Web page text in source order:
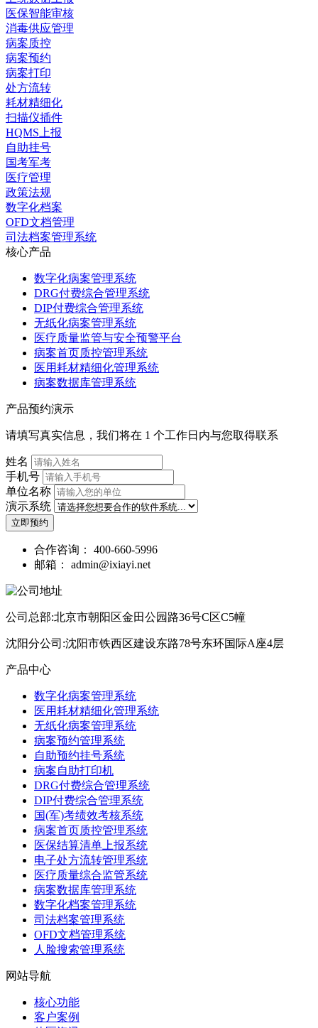
医保智能审核
消毒供应管理
病案质控
病案预约
病案打印
处方流转
耗材精细化
扫描仪插件
HQMS上报
自助挂号
国考军考
医疗管理
政策法规
数字化档案
OFD文档管理
司法档案管理系统
核心产品
数字化病案管理系统
DRG付费综合管理系统
DIP付费综合管理系统
无纸化病案管理系统
医疗质量监管与安全预警平台
病案首页质控管理系统
医用耗材精细化管理系统
病案数据库管理系统
产品预约演示
请填写真实信息，我们将在 1 个工作日内与您取得联系
姓名
手机号
单位名称
演示系统
立即预约
合作咨询： 400-660-5996
邮箱： admin@ixiayi.net
公司总部:北京市朝阳区金田公园路36号C区C5幢
沈阳分公司:沈阳市铁西区建设东路78号东环国际A座4层
产品中心
数字化病案管理系统
医用耗材精细化管理系统
无纸化病案管理系统
病案预约管理系统
自助预约挂号系统
病案自助打印机
DRG付费综合管理系统
DIP付费综合管理系统
国(军)考绩效考核系统
病案首页质控管理系统
医保结算清单上报系统
电子处方流转管理系统
医疗质量综合监管系统
病案数据库管理系统
数字化档案管理系统
司法档案管理系统
OFD文档管理系统
人脸搜索管理系统
网站导航
核心功能
客户案例